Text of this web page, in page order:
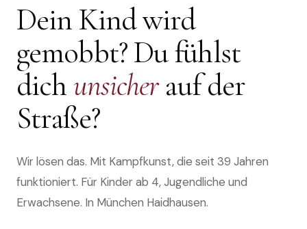
Dein Kind wird
gemobbt? Du fühlst
dich unsicherauf der
Straße?
Wir lösen das. Mit Kampfkunst, die seit 39 Jahren
funktioniert. Für Kinder ab 4, Jugendliche und
Erwachsene. In München Haidhausen.